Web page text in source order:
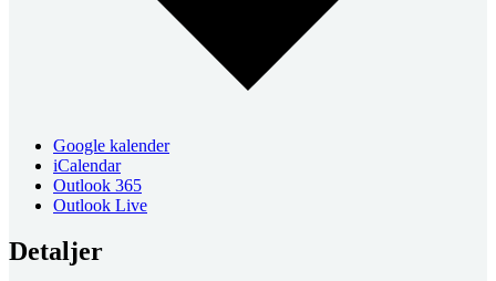
Google kalender
iCalendar
Outlook 365
Outlook Live
Detaljer